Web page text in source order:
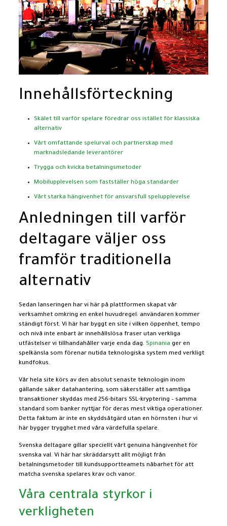
Innehållsförteckning
Skälet till varför spelare föredrar oss istället för klassiska
alternativ
Vårt omfattande spelurval och partnerskap med
marknadsledande leverantörer
Trygga och kvicka betalningsmetoder
Mobilupplevelsen som fastställer höga standarder
Vårt starka hängivenhet för ansvarsfull spelupplevelse
Anledningen till varför
deltagare väljer oss
framför traditionella
alternativ
Sedan lanseringen har vi här på plattformen skapat vår
verksamhet omkring en enkel huvudregel: användaren kommer
ständigt först. Vi här har byggt en site i vilken öppenhet, tempo
och nivå inte enbart är innehållslösa fraser utan verkliga
utfästelser vi tillhandahåller varje enda dag. Spinania ger en
spelkänsla som förenar nutida teknologiska system med verkligt
kundfokus.
Vår hela site körs av den absolut senaste teknologin inom
gällande säker datahantering, som säkerställer att samtliga
transaktioner skyddas med 256-bitars SSL-kryptering – samma
standard som banker nyttjar för deras mest viktiga operationer.
Detta faktum är inte en skyddsåtgärd utan en hörnsten i hur vi
här bygger trygghet med våra värdefulla spelare.
Svenska deltagare gillar speciellt vårt genuina hängivenhet för
svenska val. Vi här har skräddarsytt allt möjligt från
betalningsmetoder till kundsupportteamets nåbarhet för att
matcha svenska spelares krav och vanor.
Våra centrala styrkor i
verkligheten